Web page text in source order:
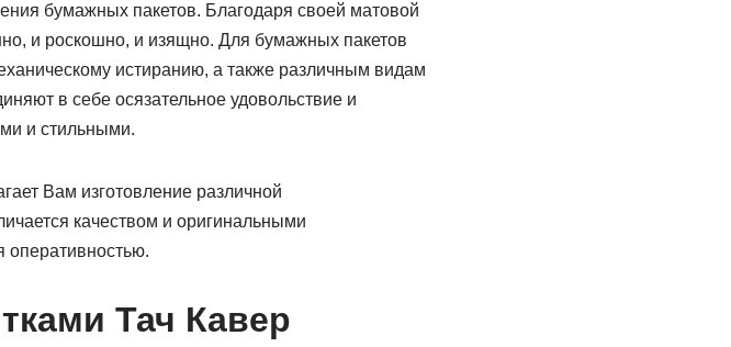
бумажных пакетов. Благодаря своей матовой
и роскошно, и изящно. Для бумажных пакетов
истиранию, а также различным видам
в себе осязательное удовольствие и
и стильными.
Вам изготовление различной
качеством и оригинальными
оперативностью.
Тач Кавер